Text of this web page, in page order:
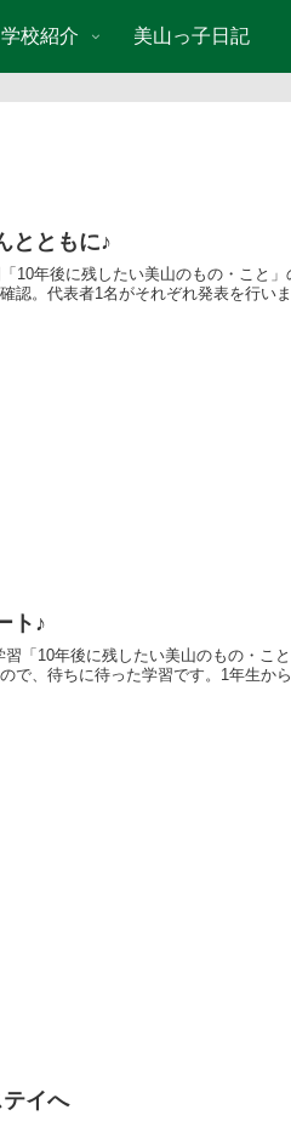
学校紹介 美山っ子日記
とともに♪
10年後に残したい美山のもの・こと
認。代表者1名がそれぞれ発表を行い
ト♪
「10年後に残したい美山のもの・こ
で、待ちに待った学習です。1年生か
イへ